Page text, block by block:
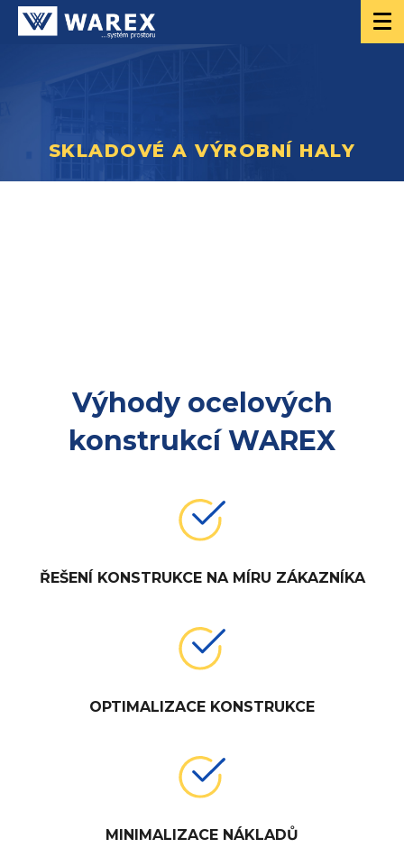
SKLADOVÉ A VÝROBNÍ HALY
Výhody ocelových
konstrukcí WAREX
ŘEŠENÍ KONSTRUKCE NA MÍRU ZÁKAZNÍKA
OPTIMALIZACE KONSTRUKCE
MINIMALIZACE NÁKLADŮ